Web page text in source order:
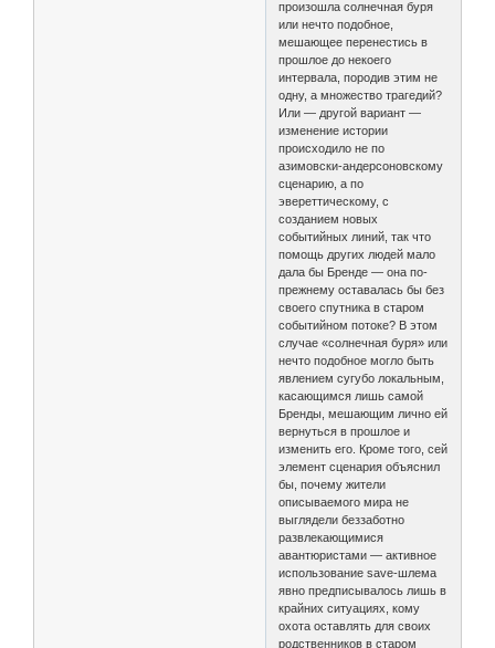
произошла солнечная буря
или нечто подобное,
мешающее перенестись в
прошлое до некоего
интервала, породив этим не
одну, а множество трагедий?
Или — другой вариант —
изменение истории
происходило не по
азимовски-андерсоновскому
сценарию, а по
эвереттическому, с
созданием новых
событийных линий, так что
помощь других людей мало
дала бы Бренде — она по-
прежнему оставалась бы без
своего спутника в старом
событийном потоке? В этом
случае «солнечная буря» или
нечто подобное могло быть
явлением сугубо локальным,
касающимся лишь самой
Бренды, мешающим лично ей
вернуться в прошлое и
изменить его. Кроме того, сей
элемент сценария объяснил
бы, почему жители
описываемого мира не
выглядели беззаботно
развлекающимися
авантюристами — активное
использование save-шлема
явно предписывалось лишь в
крайних ситуациях, кому
охота оставлять для своих
родственников в старом